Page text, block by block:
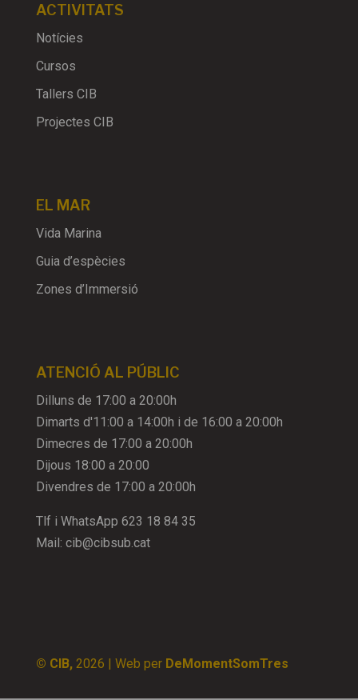
ACTIVITATS
Notícies
Cursos
Tallers CIB
Projectes CIB
EL MAR
Vida Marina
Guia d’espècies
Zones d’Immersió
ATENCIÓ AL PÚBLIC
Dilluns de 17:00 a 20:00h
Dimarts d'11:00 a 14:00h i de 16:00 a 20:00h
Dimecres de 17:00 a 20:00h
Dijous 18:00 a 20:00
Divendres de 17:00 a 20:00h
Tlf i WhatsApp 623 18 84 35
Mail: cib@cibsub.cat
© CIB, 2026 | Web per DeMomentSomTres